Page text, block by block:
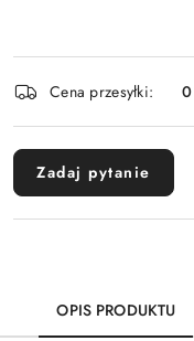
i
dostawa
Cena przesyłki: 0
Zadaj pytanie
OPIS PRODUKTU